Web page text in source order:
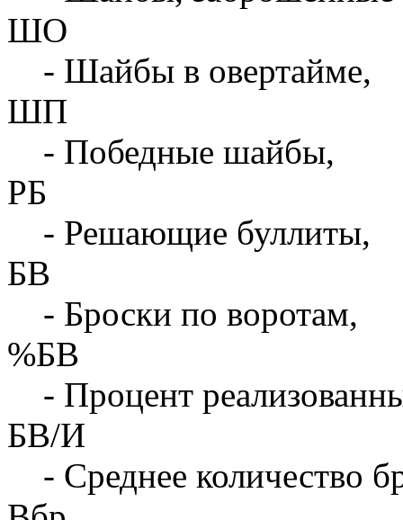
ШО
- Шайбы в овертайме,
ШП
- Победные шайбы,
РБ
- Решающие буллиты,
БВ
- Броски по воротам,
%БВ
- Процент
БВ/И
- Среднее количество